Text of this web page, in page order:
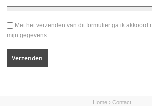
Voorwaarden*
Met het verzenden van dit formulier ga ik akkoord
mijn gegevens.
Home› Contact